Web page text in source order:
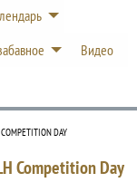
Видео
DAY
Competition Day